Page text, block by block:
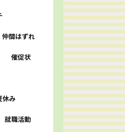
仲間はずれ
催促状
休み
就職活動